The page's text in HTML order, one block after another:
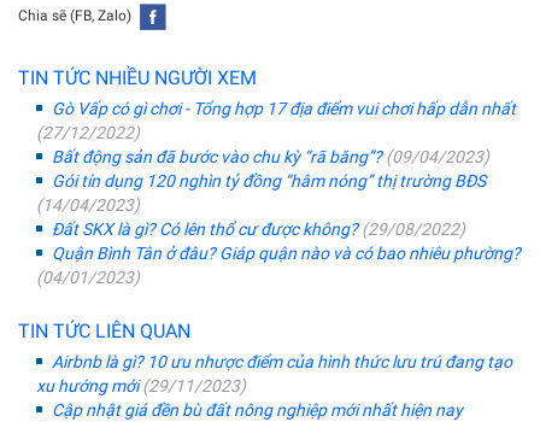
Chia sẽ (FB, Zalo)
TIN TỨC NHIỀU NGƯỜI XEM
Gò Vấp có gì chơi - Tổng hợp 17 địa điểm vui chơi hấp dẫn nhất
(27/12/2022)
Bất động sản đã bước vào chu kỳ “rã băng”?(09/04/2023)
Gói tín dụng 120 nghìn tỷ đồng “hâm nóng” thị trường BĐS
(14/04/2023)
Đất SKX là gì? Có lên thổ cư được không?(29/08/2022)
Quận Bình Tân ở đâu? Giáp quận nào và có bao nhiêu phường?
(04/01/2023)
TIN TỨC LIÊN QUAN
Airbnb là gì? 10 ưu nhược điểm của hình thức lưu trú đang tạo
xu hướng mới(29/11/2023)
Cập nhật giá đền bù đất nông nghiệp mới nhất hiện nay